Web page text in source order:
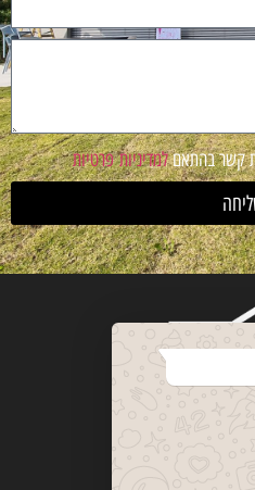
קשר בהתאםלמדיניות פרטיות